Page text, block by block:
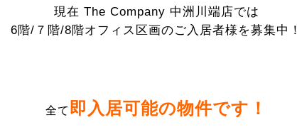
現在 The Company 中洲川端店では
6階/７階/8階オフィス区画のご入居者様を募集中！
全て 即入居可能の物件です！